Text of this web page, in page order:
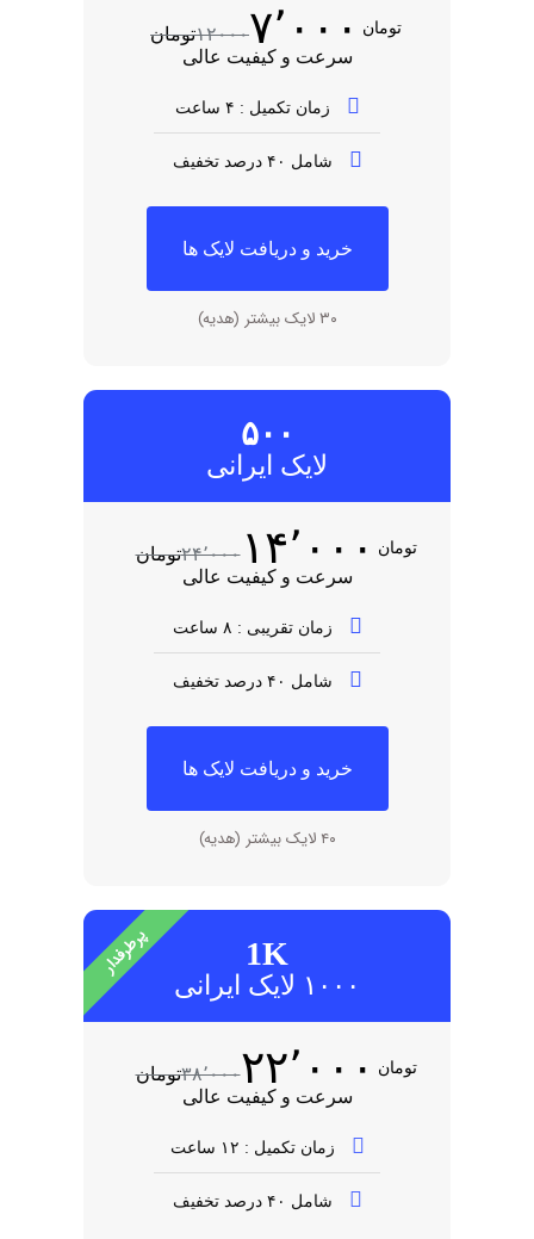
۱۲۰۰۰تومان ۷٬۰۰۰ تومان
سرعت و کیفیت عالی
زمان تکمیل : ۴ ساعت
شامل ۴۰ درصد تخفیف
خرید و دریافت لایک ها
۳۰ لایک بیشتر (هدیه)​
۵۰۰
لایک ایرانی
۲۴٬۰۰۰تومان ۱۴٬۰۰۰ تومان
سرعت و کیفیت عالی
زمان تقریبی : ۸ ساعت
شامل ۴۰ درصد تخفیف
خرید و دریافت لایک ها
۴۰ لایک بیشتر (هدیه)
1K
۱۰۰۰ لایک ایرانی
۳۸٬۰۰۰تومان ۲۲٬۰۰۰ تومان
سرعت و کیفیت عالی
زمان تکمیل : ۱۲ ساعت
شامل ۴۰ درصد تخفیف
پرطرفدار